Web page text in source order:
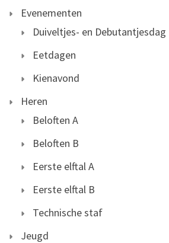
Evenementen
Duiveltjes- en Debutantjesdag
Eetdagen
Kienavond
Heren
Beloften A
Beloften B
Eerste elftal A
Eerste elftal B
Technische staf
Jeugd